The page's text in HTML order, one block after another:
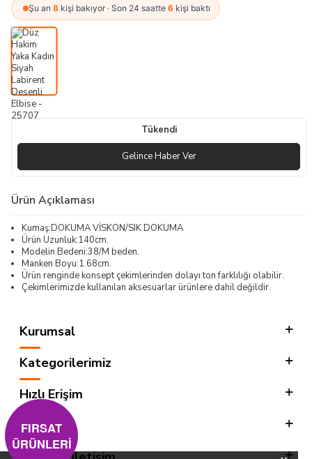
Şu an 8 kişi bakıyor · Son 24 saatte 6 kişi baktı
Tükendi
Gelince Haber Ver
Ürün Açıklaması
Kumaş:DOKUMA VİSKON/SIK DOKUMA
Ürün Uzunluk:140cm.
Modelin Bedeni:38/M beden.
Manken Boyu:1.68cm.
Ürün renginde konsept çekimlerinden dolayı ton farklılığı olabilir.
Çekimlerimizde kullanılan aksesuarlar ürünlere dahil değildir.
Kurumsal
Kategorilerimiz
Hızlı Erişim
Sosyal
FIRSAT
ÜRÜNLERİ